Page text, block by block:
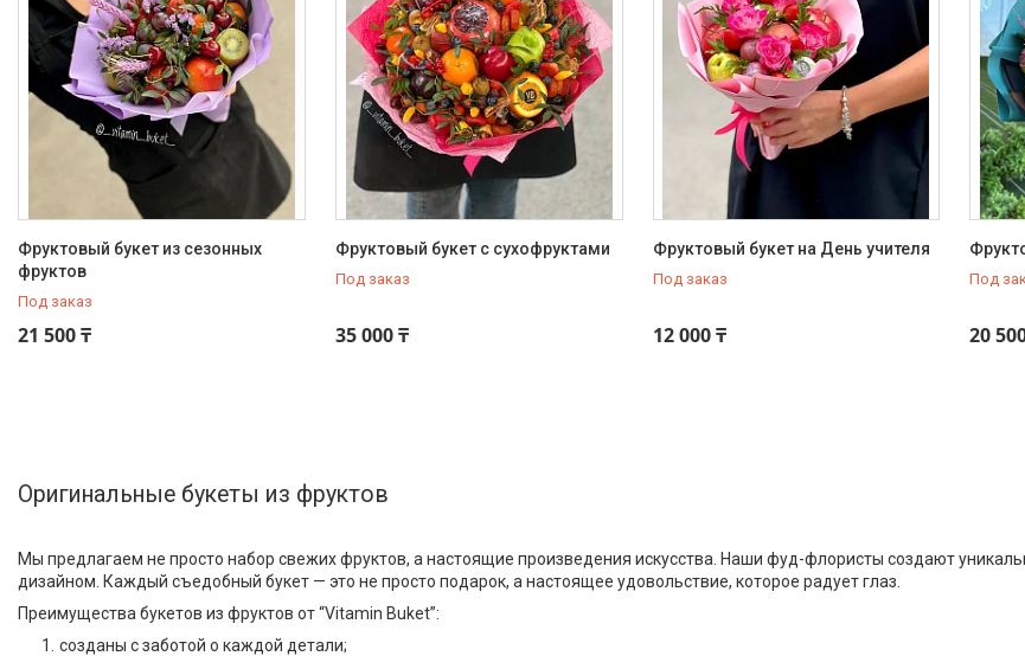
Фруктовый букет из сезонных
фруктов
Под заказ
21 500 ₸
Фруктовый букет с сухофруктами
Под заказ
35 000 ₸
Фруктовый букет на День учителя
Под заказ
12 000 ₸
Под
20
Оригинальные букеты из фруктов
Мы предлагаем не просто набор свежих фруктов, а настоящие произведения искусства. Наши фуд-флористы создают
дизайном. Каждый съедобный букет — это не просто подарок, а настоящее удовольствие, которое радует глаз.
Преимущества букетов из фруктов от “Vitamin Buket”:
созданы с заботой о каждой детали;